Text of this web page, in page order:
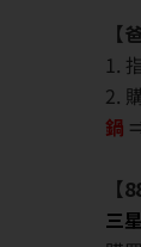
【
1.
2.
鍋
【
三